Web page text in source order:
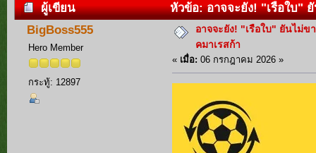
ผู้เขียน
หัวข้อ: อาจจะยัง! "เรือใบ"
BigBoss555
Hero Member
กระทู้: 12897
อาจจะยัง! "เรือใบ" ยันไม่
คมาเรสก้า
« เมื่อ: 06 กรกฎาคม 2026 »